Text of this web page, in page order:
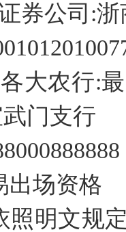
券公司:
大农行:
门支行
出场资格
照明文规